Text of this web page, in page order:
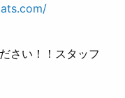
さい！！スタッフ